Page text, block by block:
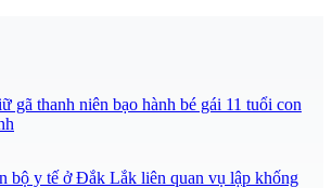
gã thanh niên bạo hành bé gái 11 tuổi con
bộ y tế ở Đắk Lắk liên quan vụ lập khống